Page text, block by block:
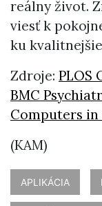
reálny život.
viesť k
ku
Zdroje: PLOS
BMC
Computers in
(KAM)
APLIKÁCIA